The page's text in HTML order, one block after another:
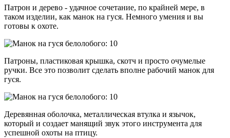
Патрон и дерево - удачное сочетание, по крайней мере, в
таком изделии, как манок на гуся. Немного умения и вы
готовы к охоте.
Патроны, пластиковая крышка, скотч и просто очумелые
ручки. Все это позволит сделать вполне рабочий манок для
гуся.
Деревянная оболочка, металлическая втулка и язычок,
который и создает манящий звук этого инструмента для
успешной охоты на птицу.